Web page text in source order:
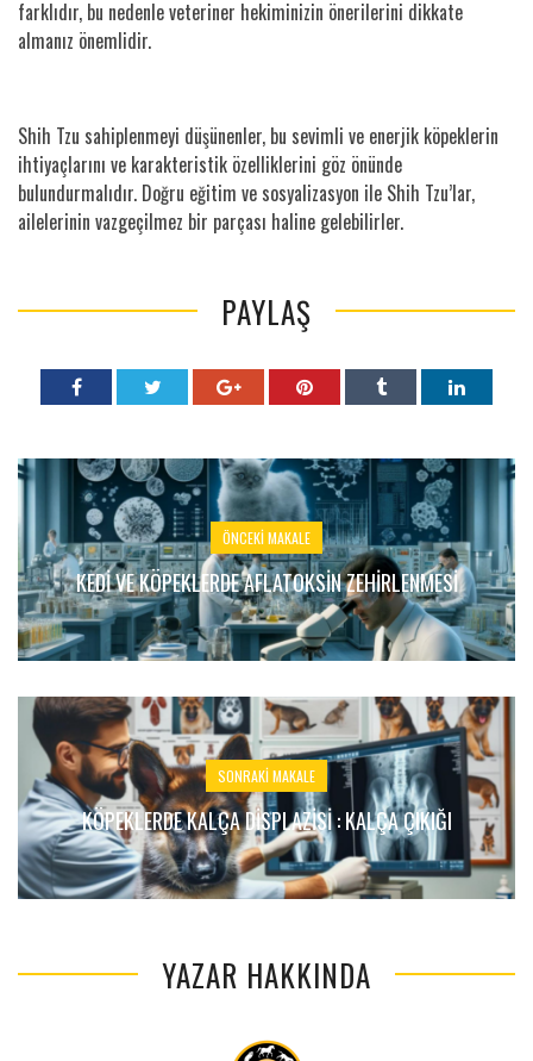
farklıdır, bu nedenle veteriner hekiminizin önerilerini dikkate
almanız önemlidir.
Shih Tzu sahiplenmeyi düşünenler, bu sevimli ve enerjik köpeklerin
ihtiyaçlarını ve karakteristik özelliklerini göz önünde
bulundurmalıdır. Doğru eğitim ve sosyalizasyon ile Shih Tzu’lar,
ailelerinin vazgeçilmez bir parçası haline gelebilirler.
PAYLAŞ
ÖNCEKI MAKALE
KEDI VE KÖPEKLERDE AFLATOKSIN ZEHIRLENMESI
SONRAKI MAKALE
KÖPEKLERDE KALÇA DISPLAZISI : KALÇA ÇIKIĞI
YAZAR HAKKINDA